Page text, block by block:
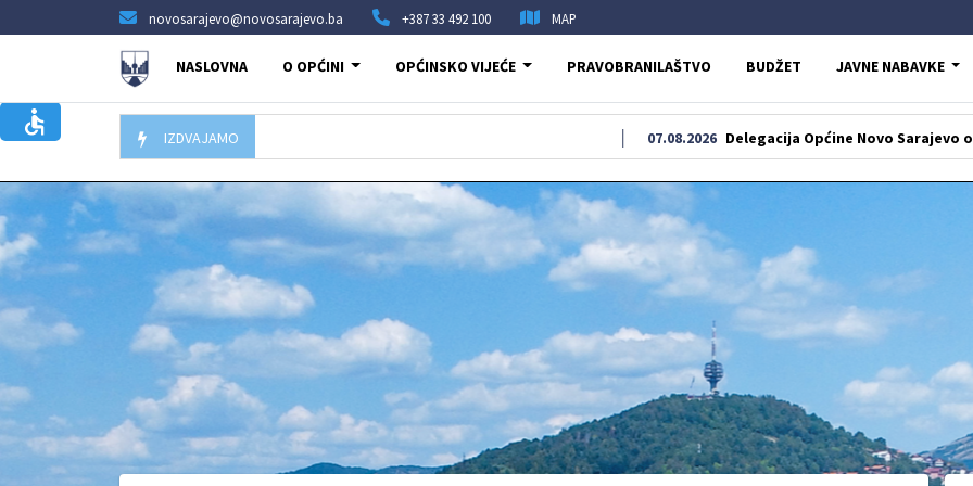
novosarajevo@novosarajevo.ba +387 33 492 100 MAP
NASLOVNA O OPĆINI OPĆINSKO VIJEĆE PRAVOBRANILAŠTVO BUDŽET JAVNE NABAVKE
IZDVAJAMO Delegacija Općine Novo Sarajevo odala